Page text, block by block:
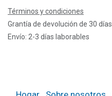
Términos y condiciones
Grantía de devolución de 30 días
Envío: 2-3 días laborables